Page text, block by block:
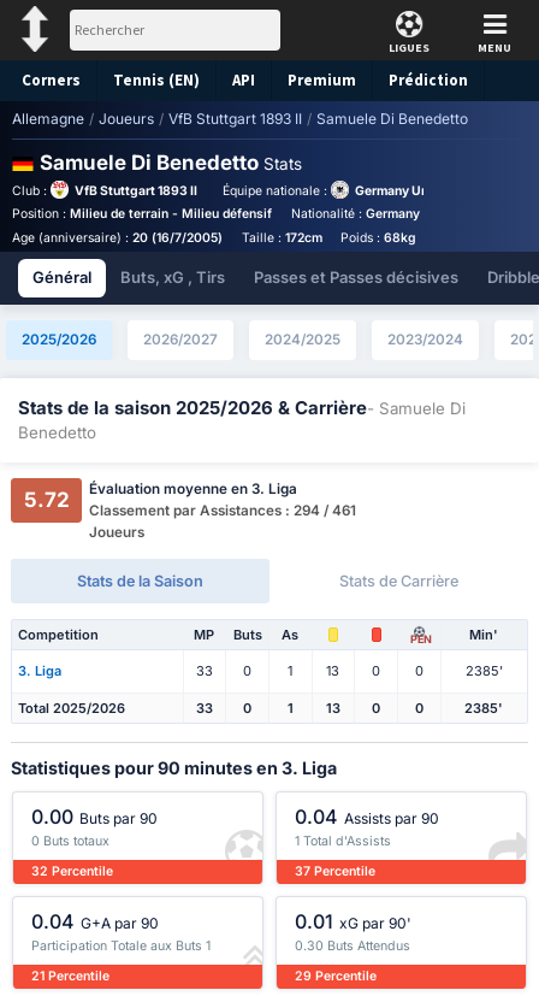
LIGUES MENU
Corners Tennis (EN) API Premium Prédiction
Allemagne / Joueurs / VfB Stuttgart 1893 II / Samuele Di Benedetto
Samuele Di Benedetto Stats
Club : VfB Stuttgart 1893 II Équipe nationale :
Germany Under 19
Position : Milieu de terrain - Milieu défensif Nationalité : Germany
Age (anniversaire) : 20 (16/7/2005) Taille : 172cm Poids :68kg
Général Buts, xG , Tirs Passes et Passes décisives
2025/2026 2026/2027 2024/2025 2023/2024
Stats de la saison 2025/2026 & Carrière- Samuele Di
Benedetto
5.72
Évaluation moyenne en 3. Liga
Classement par Assistances : 294 / 461
Joueurs
Stats de la Saison Stats de Carrière
Competition MP Buts As PEN Min'
3. Liga 33 0 1 13 0 0 2385'
Total 2025/2026 33 0 1 13 0 0 2385'
Statistiques pour 90 minutes en 3. Liga
0.00 Buts par 90
0 Buts totaux
32 Percentile
0.04 Assists par 90
1 Total d'Assists
37 Percentile
0.04 G+A par 90
Participation Totale aux Buts 1
21 Percentile
0.01 xG par 90'
0.30 Buts Attendus
29 Percentile